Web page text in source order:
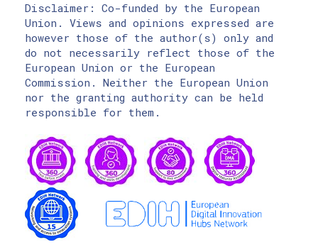
Disclaimer: Co-funded by the European
Union. Views and opinions expressed are
however those of the author(s) only and
do not necessarily reflect those of the
European Union or the European
Commission. Neither the European Union
nor the granting authority can be held
responsible for them.